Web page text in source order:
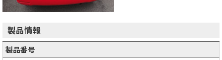
製品情報
製品番号